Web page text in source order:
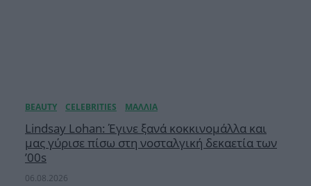
Lindsay Lohan: Έγινε ξανά κοκκινομάλλα και
μας γύρισε πίσω στη νοσταλγική δεκαετία των
’00s
06.08.2026